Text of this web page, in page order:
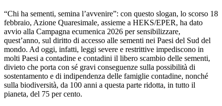
“Chi ha sementi, semina l’avvenire”: con questo slogan, lo scorso 18
febbraio, Azione Quaresimale, assieme a HEKS/EPER, ha dato
avvio alla Campagna ecumenica 2026 per sensibilizzare,
quest’anno, sul diritto di accesso alle sementi nei Paesi del Sud del
mondo. Ad oggi, infatti, leggi severe e restrittive impediscono in
molti Paesi a contadine e contadini il libero scambio delle sementi,
divieto che porta con sé gravi conseguenze sulla possibilità di
sostentamento e di indipendenza delle famiglie contadine, nonché
sulla biodiversità, da 100 anni a questa parte ridotta, in tutto il
pianeta, del 75 per cento.